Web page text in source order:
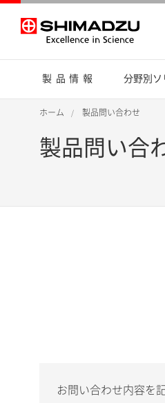
製品情報 分野別ソ
ホーム 製品問い合わせ
製品問い合
お問い合わせ内容を